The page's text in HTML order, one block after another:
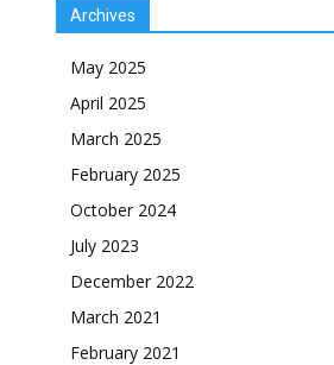
Archives
May 2025
April 2025
March 2025
February 2025
October 2024
July 2023
December 2022
March 2021
February 2021